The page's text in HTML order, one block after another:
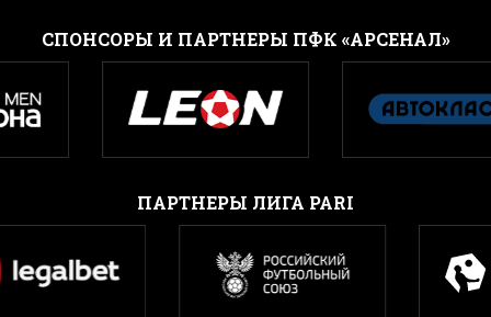
CПОНСОРЫ И ПАРТНЕРЫ ПФК «АРСЕНАЛ»
ПАРТНЕРЫ ЛИГА PARI